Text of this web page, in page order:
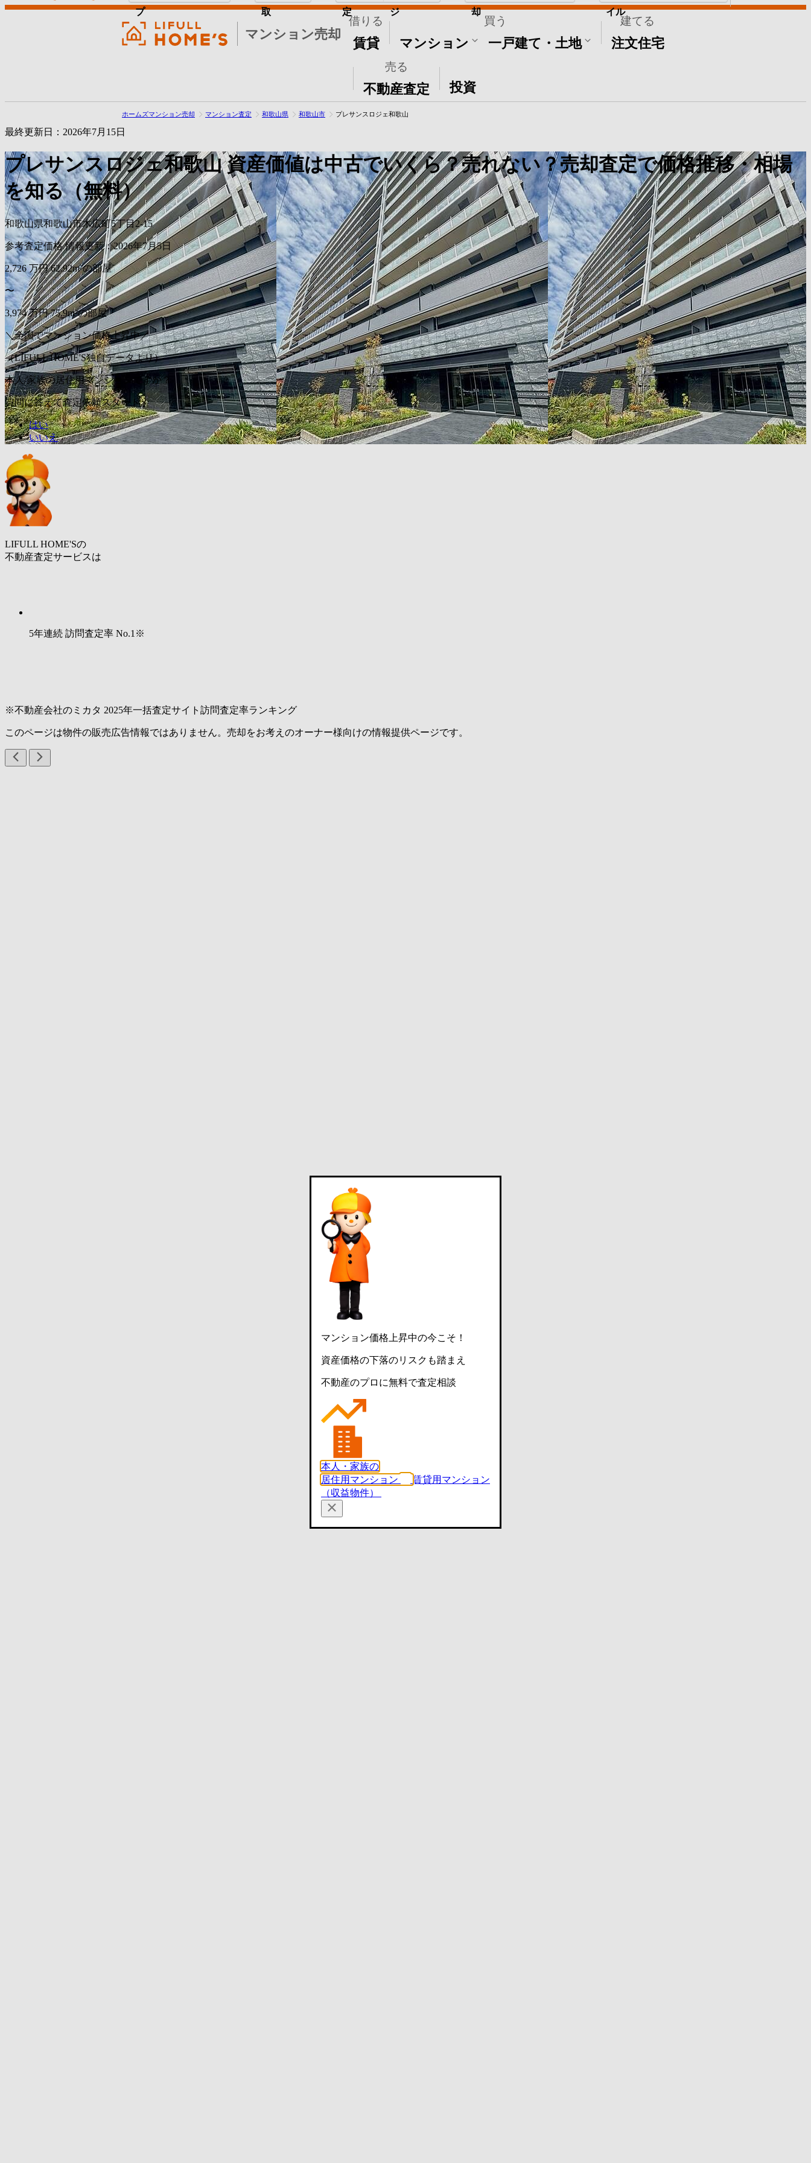
マンション売却
借りる
賃貸
買う
マンション 一戸建て・土地
建てる
注文住宅
売る
不動産査定
その他
投資
プ 取 定 ジ 却 イル
ホームズマンション売却 マンション査定 和歌山県 和歌山市 プレサンスロジェ和歌山
最終更新日：2026年7月15日
プレサンスロジェ和歌山 資産価値は中古でいくら？売れない？売却査定で価格推移・相場
を知る（無料）
和歌山県和歌山市木広町5丁目2-15
参考査定価格 情報更新：2026年7月5日
2,726 万円 62.92m²の部屋
〜
3,974 万円 75.9m²の部屋
＼全国でマンション価格上昇中／
（LIFULL HOME'S独自データより）
本人/家族の居住用マンションですか？
質問に答えて査定依頼スタート
はい
いいえ
LIFULL HOME'Sの
不動産査定サービスは
5年連続 訪問査定率 No.1 ※
※不動産会社のミカタ 2025年一括査定サイト訪問査定率ランキング
このページは物件の販売広告情報ではありません。売却をお考えのオーナー様向けの情報提供ページです。
マンション価格上昇中の今こそ！
資産価格の下落のリスクも踏まえ
不動産のプロに無料で査定相談
本人・家族の
居住用マンション
賃貸用マンション
（収益物件）